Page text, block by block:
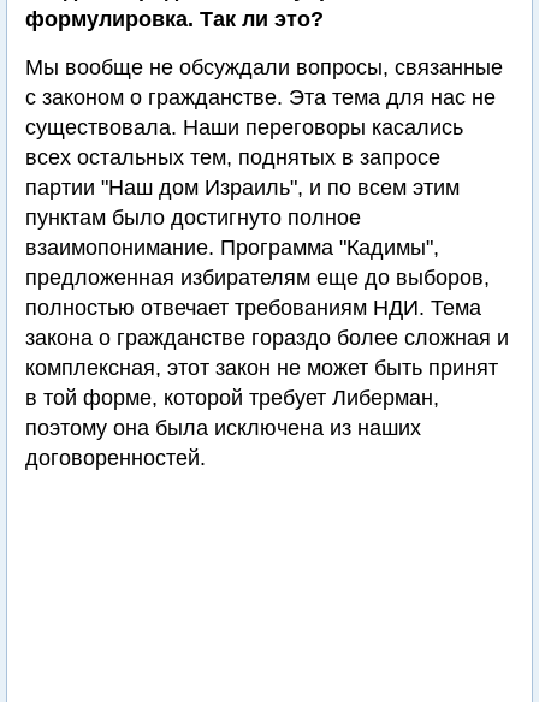
формулировка. Так ли это?
Мы вообще не обсуждали вопросы, связанные
с законом о гражданстве. Эта тема для нас не
существовала. Наши переговоры касались
всех остальных тем, поднятых в запросе
партии "Наш дом Израиль", и по всем этим
пунктам было достигнуто полное
взаимопонимание. Программа "Кадимы",
предложенная избирателям еще до выборов,
полностью отвечает требованиям НДИ. Тема
закона о гражданстве гораздо более сложная и
комплексная, этот закон не может быть принят
в той форме, которой требует Либерман,
поэтому она была исключена из наших
договоренностей.